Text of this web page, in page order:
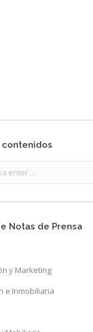
contenidos
Notas de Prensa
y Marketing
e Inmobiliaria